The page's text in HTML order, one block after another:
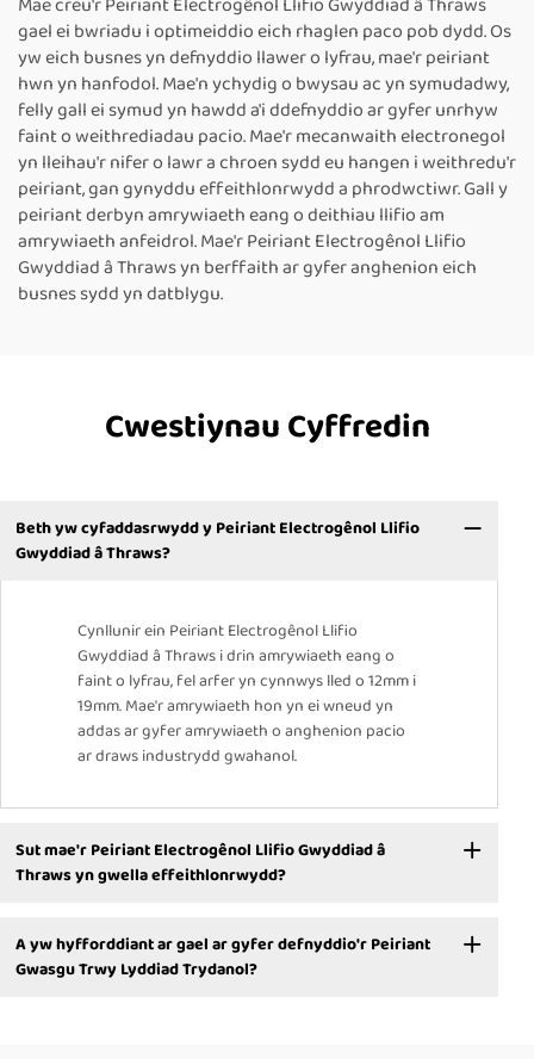
Kraft, Peiriant Tôgio Band
Llorweddol
gael ei bwriadu i optimeiddio eich rhaglen paco pob dydd. Os
yw eich busnes yn defnyddio llawer o lyfrau, mae'r peiriant
hwn yn hanfodol. Mae'n ychydig o bwysau ac yn symudadwy,
felly gall ei symud yn hawdd a'i ddefnyddio ar gyfer unrhyw
faint o weithrediadau pacio. Mae'r mecanwaith electronegol
yn lleihau'r nifer o lawr a chroen sydd eu hangen i weithredu'r
peiriant, gan gynyddu effeithlonrwydd a phrodwctiwr. Gall y
peiriant derbyn amrywiaeth eang o deithiau llifio am
amrywiaeth anfeidrol. Mae'r Peiriant Electrogênol Llifio
Gwyddiad â Thraws yn berffaith ar gyfer anghenion eich
busnes sydd yn datblygu.
Cwestiynau Cyffredin
Beth yw cyfaddasrwydd y Peiriant Electrogênol Llifio
Gwyddiad â Thraws?
Cynllunir ein Peiriant Electrogênol Llifio
Gwyddiad â Thraws i drin amrywiaeth eang o
faint o lyfrau, fel arfer yn cynnwys lled o 12mm i
19mm. Mae'r amrywiaeth hon yn ei wneud yn
addas ar gyfer amrywiaeth o anghenion pacio
ar draws industrydd gwahanol.
Sut mae'r Peiriant Electrogênol Llifio Gwyddiad â
Thraws yn gwella effeithlonrwydd?
A yw hyfforddiant ar gael ar gyfer defnyddio'r Peiriant
Gwasgu Trwy Lyddiad Trydanol?